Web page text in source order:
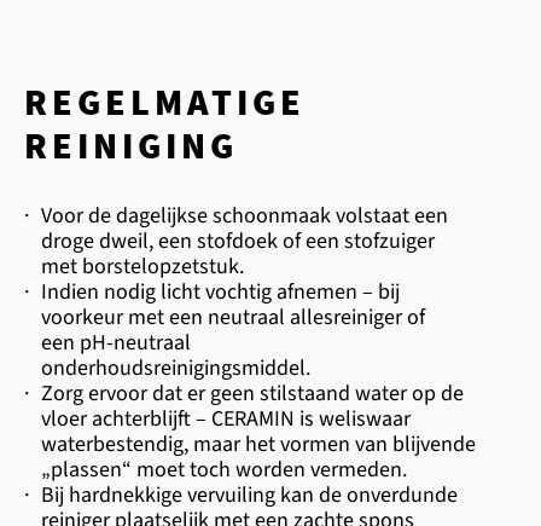
REGELMATIGE
REINIGING
· Voor de dagelijkse schoonmaak volstaat een
droge dweil, een stofdoek of een stofzuiger
met borstelopzetstuk.
· Indien nodig licht vochtig afnemen – bij
voorkeur met een neutraal allesreiniger of
een pH-neutraal
onderhoudsreinigingsmiddel.
· Zorg ervoor dat er geen stilstaand water op de
vloer achterblijft – CERAMIN is weliswaar
waterbestendig, maar het vormen van blijvende
„plassen“ moet toch worden vermeden.
· Bij hardnekkige vervuiling kan de onverdunde